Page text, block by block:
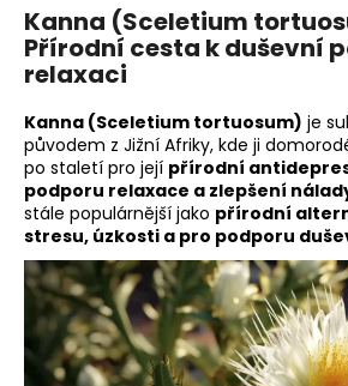
Kanna (Sceletium
Přírodní cesta k duševní
relaxaci
Kanna (Sceletium tortuosum) je
původem z Jižní Afriky, kde ji
po staletí pro její přírodní
podporu relaxace a zlepšení
stále populárnější jako přírodní
stresu, úzkosti a pro podporu
e
b
u
j
e
t
e
n
a
j
í
t